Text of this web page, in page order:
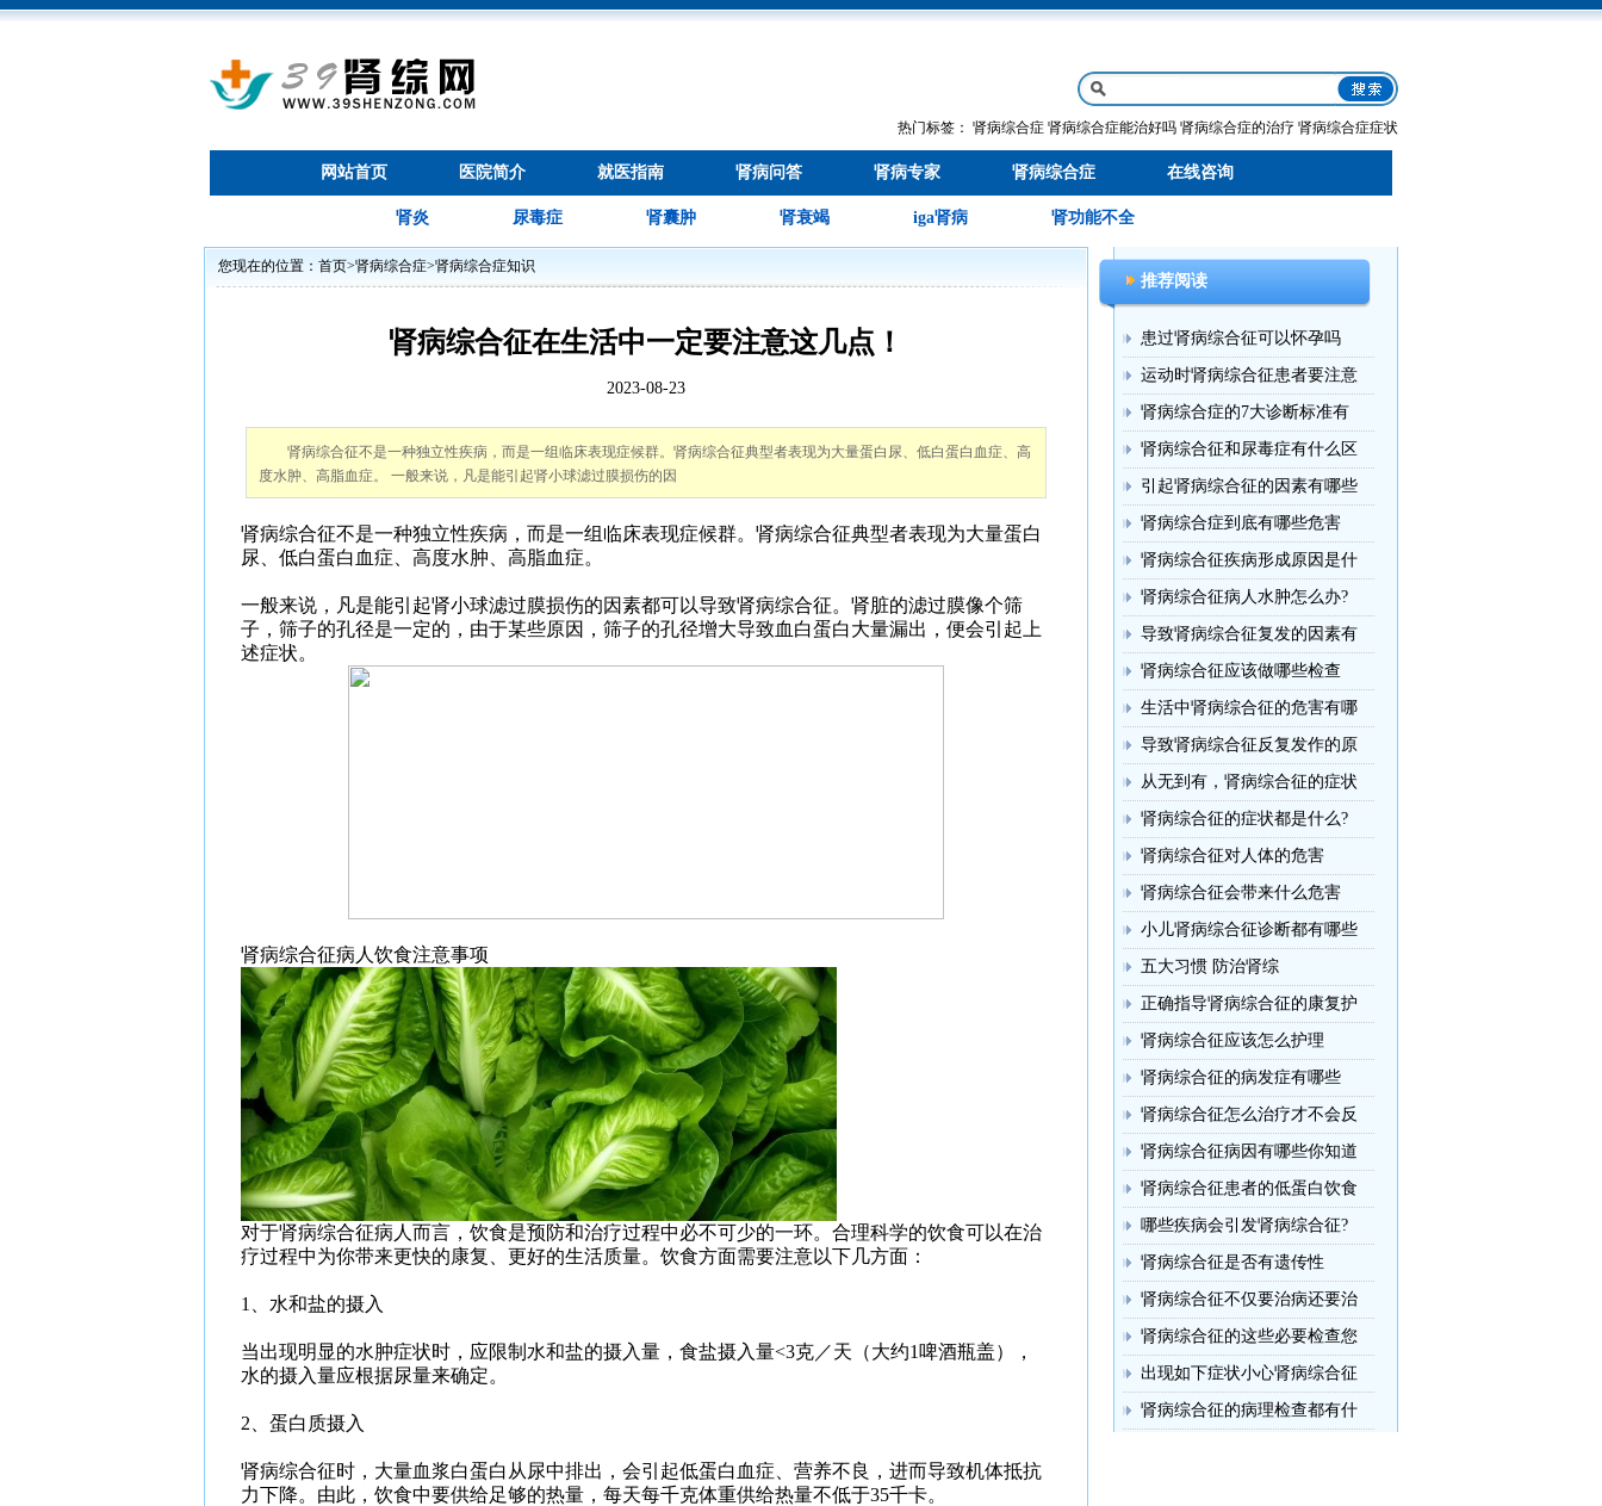
热门标签： 肾病综合症 肾病综合症能治好吗 肾病综合症的治疗 肾病综合症症状
网站首页 医院简介 就医指南 肾病问答 肾病专家 肾病综合症 在线咨询
肾炎 尿毒症 肾囊肿 肾衰竭 iga肾病 肾功能不全
您现在的位置： 首页>肾病综合症>肾病综合症知识
肾病综合征在生活中一定要注意这几点！
2023-08-23
肾病综合征不是一种独立性疾病，而是一组临床表现症候群。肾病综合征典型者表现为大量蛋白尿、低白蛋白血症、高
度水肿、高脂血症。 一般来说，凡是能引起肾小球滤过膜损伤的因
肾病综合征不是一种独立性疾病，而是一组临床表现症候群。肾病综合征典型者表现为大量蛋白
尿、低白蛋白血症、高度水肿、高脂血症。
一般来说，凡是能引起肾小球滤过膜损伤的因素都可以导致肾病综合征。肾脏的滤过膜像个筛
子，筛子的孔径是一定的，由于某些原因，筛子的孔径增大导致血白蛋白大量漏出，便会引起上
述症状。
肾病综合征病人饮食注意事项
对于肾病综合征病人而言，饮食是预防和治疗过程中必不可少的一环。合理科学的饮食可以在治
疗过程中为你带来更快的康复、更好的生活质量。饮食方面需要注意以下几方面：
1、水和盐的摄入
当出现明显的水肿症状时，应限制水和盐的摄入量，食盐摄入量<3克／天（大约1啤酒瓶盖），
水的摄入量应根据尿量来确定。
2、蛋白质摄入
肾病综合征时，大量血浆白蛋白从尿中排出，会引起低蛋白血症、营养不良，进而导致机体抵抗
力下降。由此，饮食中要供给足够的热量，每天每千克体重供给热量不低于35千卡。
推荐阅读
患过肾病综合征可以怀孕吗
运动时肾病综合征患者要注意
肾病综合症的7大诊断标准有
肾病综合征和尿毒症有什么区
引起肾病综合征的因素有哪些
肾病综合症到底有哪些危害
肾病综合征疾病形成原因是什
肾病综合征病人水肿怎么办?
导致肾病综合征复发的因素有
肾病综合征应该做哪些检查
生活中肾病综合征的危害有哪
导致肾病综合征反复发作的原
从无到有，肾病综合征的症状
肾病综合征的症状都是什么?
肾病综合征对人体的危害
肾病综合征会带来什么危害
小儿肾病综合征诊断都有哪些
五大习惯 防治肾综
正确指导肾病综合征的康复护
肾病综合征应该怎么护理
肾病综合征的病发症有哪些
肾病综合征怎么治疗才不会反
肾病综合征病因有哪些你知道
肾病综合征患者的低蛋白饮食
哪些疾病会引发肾病综合征?
肾病综合征是否有遗传性
肾病综合征不仅要治病还要治
肾病综合征的这些必要检查您
出现如下症状小心肾病综合征
肾病综合征的病理检查都有什